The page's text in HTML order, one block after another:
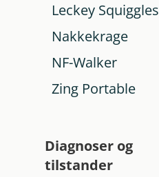
Leckey Squiggles
Nakkekrage
NF-Walker
Zing Portable
Diagnoser og
tilstander